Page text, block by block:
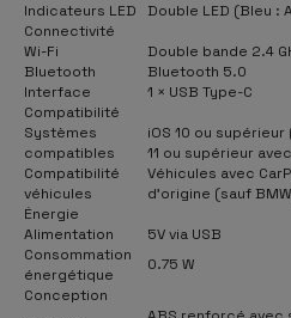
Indicateurs LED
Double LED (Bleu :
Connectivité
Wi-Fi
Double bande 2.4
Bluetooth
Bluetooth 5.0
Interface
1 × USB Type-C
Compatibilité
Systèmes
compatibles
iOS 10 ou
11 ou supérieur
Compatibilité
véhicules
Véhicules avec
d’origine (sauf
Énergie
Alimentation
5V via USB
Consommation
énergétique
0.75 W
Conception